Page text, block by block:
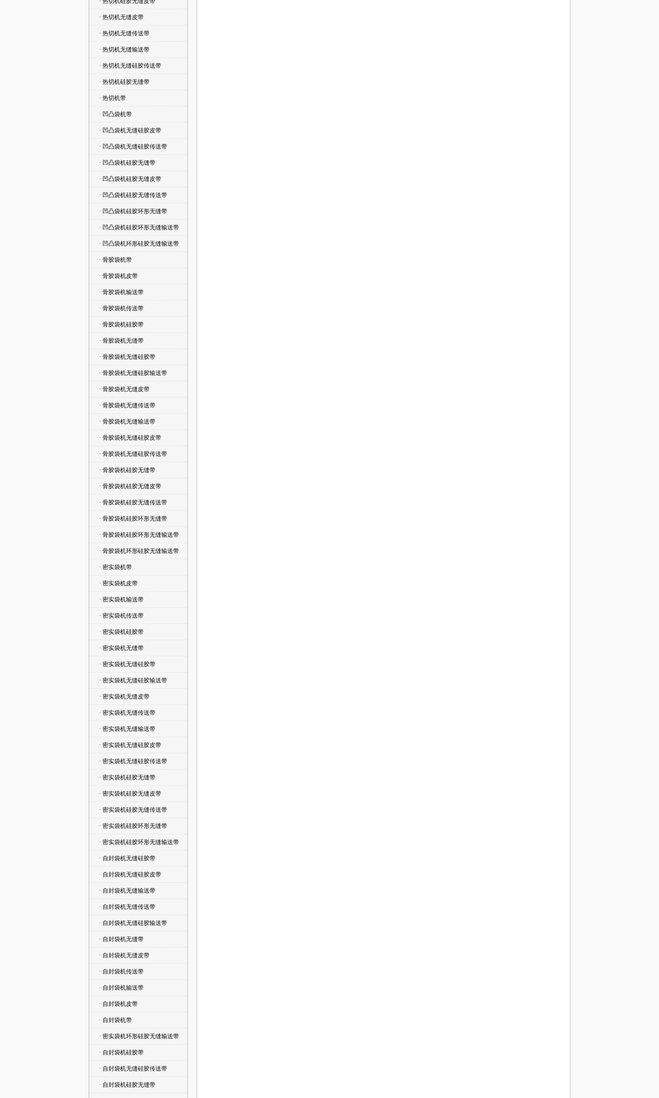
· 热切机无缝皮带
· 热切机无缝传送带
· 热切机无缝输送带
· 热切机无缝硅胶传送带
· 热切机硅胶无缝带
· 热切机带
· 凹凸袋机带
· 凹凸袋机无缝硅胶皮带
· 凹凸袋机无缝硅胶传送带
· 凹凸袋机硅胶无缝带
· 凹凸袋机硅胶无缝皮带
· 凹凸袋机硅胶无缝传送带
· 凹凸袋机硅胶环形无缝带
· 凹凸袋机硅胶环形无缝输送带
· 凹凸袋机环形硅胶无缝输送带
· 骨胶袋机带
· 骨胶袋机皮带
· 骨胶袋机输送带
· 骨胶袋机传送带
· 骨胶袋机硅胶带
· 骨胶袋机无缝带
· 骨胶袋机无缝硅胶带
· 骨胶袋机无缝硅胶输送带
· 骨胶袋机无缝皮带
· 骨胶袋机无缝传送带
· 骨胶袋机无缝输送带
· 骨胶袋机无缝硅胶皮带
· 骨胶袋机无缝硅胶传送带
· 骨胶袋机硅胶无缝带
· 骨胶袋机硅胶无缝皮带
· 骨胶袋机硅胶无缝传送带
· 骨胶袋机硅胶环形无缝带
· 骨胶袋机硅胶环形无缝输送带
· 骨胶袋机环形硅胶无缝输送带
· 密实袋机带
· 密实袋机皮带
· 密实袋机输送带
· 密实袋机传送带
· 密实袋机硅胶带
· 密实袋机无缝带
· 密实袋机无缝硅胶带
· 密实袋机无缝硅胶输送带
· 密实袋机无缝皮带
· 密实袋机无缝传送带
· 密实袋机无缝输送带
· 密实袋机无缝硅胶皮带
· 密实袋机无缝硅胶传送带
· 密实袋机硅胶无缝带
· 密实袋机硅胶无缝皮带
· 密实袋机硅胶无缝传送带
· 密实袋机硅胶环形无缝带
· 密实袋机硅胶环形无缝输送带
· 自封袋机无缝硅胶带
· 自封袋机无缝硅胶皮带
· 自封袋机无缝输送带
· 自封袋机无缝传送带
· 自封袋机无缝硅胶输送带
· 自封袋机无缝带
· 自封袋机无缝皮带
· 自封袋机传送带
· 自封袋机输送带
· 自封袋机皮带
· 自封袋机带
· 密实袋机环形硅胶无缝输送带
· 自封袋机硅胶带
· 自封袋机无缝硅胶传送带
· 自封袋机硅胶无缝带